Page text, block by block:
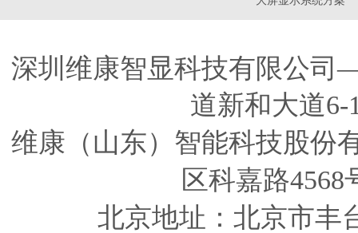
深圳维康智显科技有限公
道新和大道6-
维康（山东）智能科技股
区科嘉路
北京地址：北京市丰